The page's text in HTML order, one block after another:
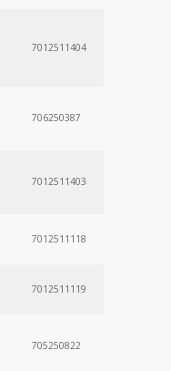
7012511404
706250387
7012511403
7012511118
7012511119
705250822